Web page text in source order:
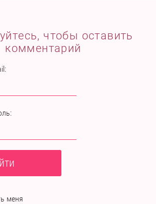
чтобы оставить
комментарий
меня